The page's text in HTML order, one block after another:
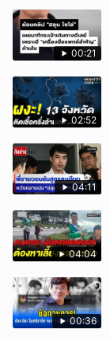
00:21
02:52
04:11
04:04
00:36